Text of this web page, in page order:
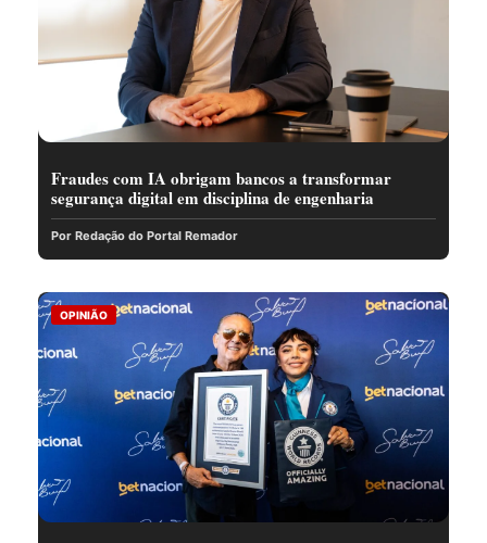
Fraudes com IA obrigam bancos a transformar
segurança digital em disciplina de engenharia
Por Redação do Portal Remador
OPINIÃO